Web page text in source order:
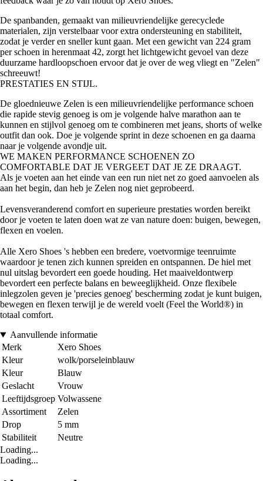
De spanbanden, gemaakt van milieuvriendelijke gerecyclede
materialen, zijn verstelbaar voor extra ondersteuning en stabiliteit,
zodat je verder en sneller kunt gaan. Met een gewicht van 224 gram
per schoen in herenmaat 42, zorgt het lichtgewicht gevoel van deze
duurzame hardloopschoen ervoor dat je over de weg vliegt en "Zelen"
schreeuwt!
PRESTATIES EN STIJL.
De gloednieuwe Zelen is een milieuvriendelijke performance schoen
die rapide stevig genoeg is om je volgende halve marathon aan te
kunnen en stijlvol genoeg om te combineren met jeans, shorts of welke
outfit dan ook. Doe je volgende sprint in deze schoenen en ga daarna
naar je volgende avondje uit.
WE MAKEN PERFORMANCE SCHOENEN ZO
COMFORTABLE DAT JE VERGEET DAT JE ZE DRAAGT.
Als je voeten aan het einde van een run niet net zo goed aanvoelen als
aan het begin, dan heb je Zelen nog niet geprobeerd.
Levensveranderend comfort en superieure prestaties worden bereikt
door je voeten te laten doen wat ze van nature doen: buigen, bewegen,
flexen en voelen.
Alle Xero Shoes 's hebben een bredere, voetvormige teenruimte
waardoor je tenen zich kunnen spreiden en ontspannen. De hiel met
nul uitslag bevordert een goede houding. Het maaiveldontwerp
bevordert een perfecte balans en beweeglijkheid. Onze flexibele
inlegzolen geven je 'precies genoeg' bescherming zodat je kunt buigen,
bewegen en flexen terwijl je de wereld voelt (Feel the World®) in
totaal comfort.
Aanvullende informatie
Merk
Xero Shoes
Kleur
wolk/porseleinblauw
Kleur
Blauw
Geslacht
Vrouw
Leeftijdsgroep Volwassene
Assortiment
Zelen
Drop
5 mm
Stabiliteit
Neutre
Loading...
Loading...